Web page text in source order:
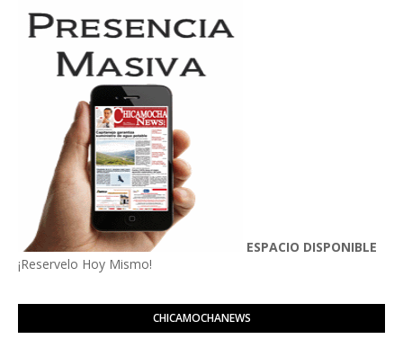
ESPACIO DISPONIBLE
¡Reservelo Hoy Mismo!
CHICAMOCHANEWS